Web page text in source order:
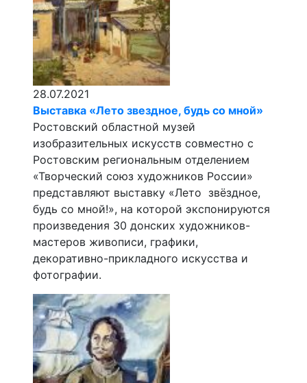
28.07.2021
Выставка «Лето звездное, будь со мной»
Ростовский областной музей
изобразительных искусств совместно с
Ростовским региональным отделением
«Творческий союз художников России»
представляют выставку «Лето звëздное,
будь со мной!», на которой экспонируются
произведения 30 донских художников-
мастеров живописи, графики,
декоративно-прикладного искусства и
фотографии.